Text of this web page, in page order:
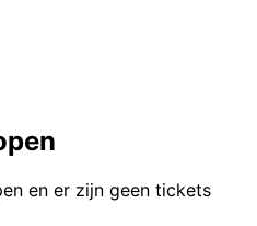
en er zijn geen tickets